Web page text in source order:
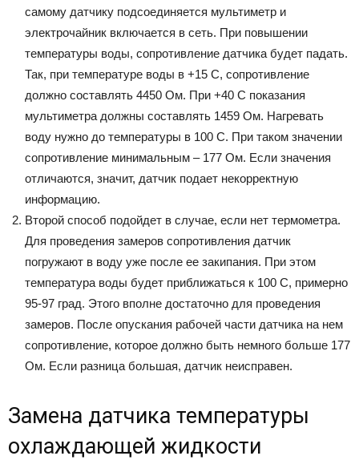
самому датчику подсоединяется мультиметр и
электрочайник включается в сеть. При повышении
температуры воды, сопротивление датчика будет падать.
Так, при температуре воды в +15 С, сопротивление
должно составлять 4450 Ом. При +40 С показания
мультиметра должны составлять 1459 Ом. Нагревать
воду нужно до температуры в 100 С. При таком значении
сопротивление минимальным – 177 Ом. Если значения
отличаются, значит, датчик подает некорректную
информацию.
Второй способ подойдет в случае, если нет термометра.
Для проведения замеров сопротивления датчик
погружают в воду уже после ее закипания. При этом
температура воды будет приближаться к 100 С, примерно
95-97 град. Этого вполне достаточно для проведения
замеров. После опускания рабочей части датчика на нем
сопротивление, которое должно быть немного больше 177
Ом. Если разница большая, датчик неисправен.
Замена датчика температуры
охлаждающей жидкости